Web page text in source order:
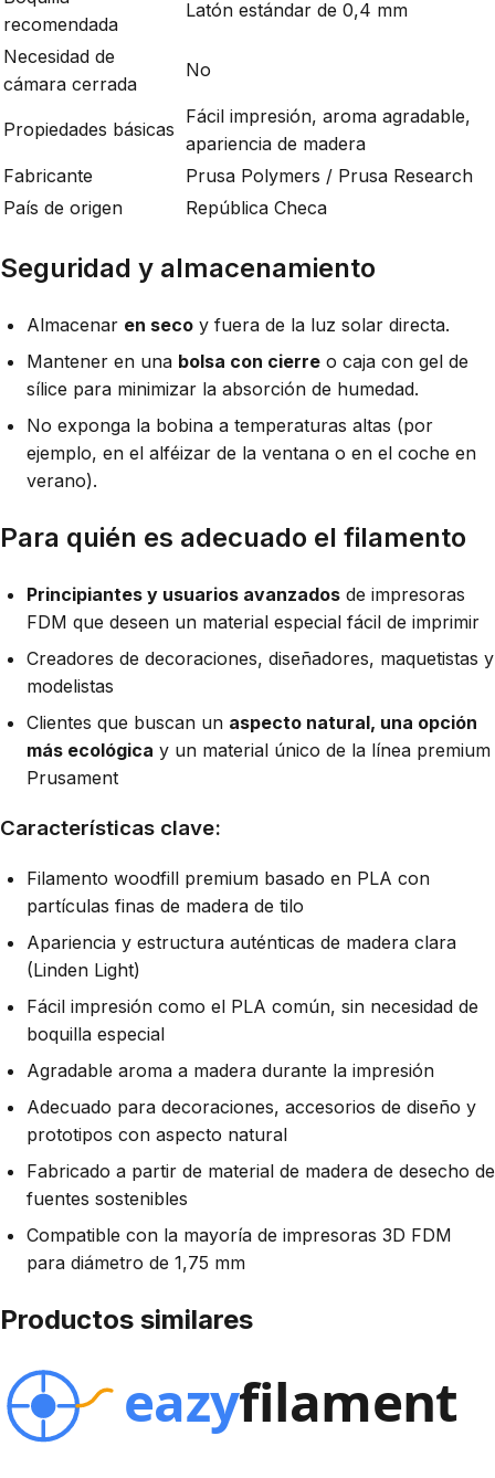
recomendada
Latón estándar de 0,4 mm
Necesidad de
cámara cerrada
No
Propiedades básicas
Fácil impresión, aroma agradable,
apariencia de madera
Fabricante
Prusa Polymers / Prusa Research
País de origen
República Checa
Seguridad y almacenamiento
Almacenar en seco y fuera de la luz solar directa.
Mantener en una bolsa con cierre o caja con gel de
sílice para minimizar la absorción de humedad.
No exponga la bobina a temperaturas altas (por
ejemplo, en el alféizar de la ventana o en el coche en
verano).
Para quién es adecuado el filamento
Principiantes y usuarios avanzados de impresoras
FDM que deseen un material especial fácil de imprimir
Creadores de decoraciones, diseñadores, maquetistas y
modelistas
Clientes que buscan un aspecto natural, una opción
más ecológica y un material único de la línea premium
Prusament
Características clave:
Filamento woodfill premium basado en PLA con
partículas finas de madera de tilo
Apariencia y estructura auténticas de madera clara
(Linden Light)
Fácil impresión como el PLA común, sin necesidad de
boquilla especial
Agradable aroma a madera durante la impresión
Adecuado para decoraciones, accesorios de diseño y
prototipos con aspecto natural
Fabricado a partir de material de madera de desecho de
fuentes sostenibles
Compatible con la mayoría de impresoras 3D FDM
para diámetro de 1,75 mm
Productos similares